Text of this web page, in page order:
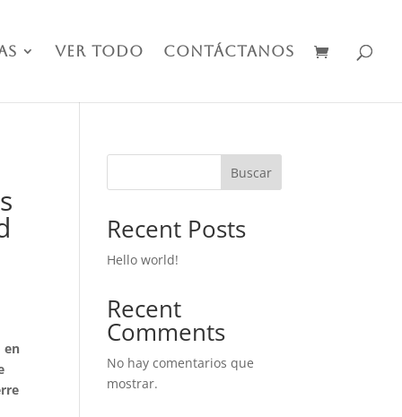
Ver Todo Contáctanos
en
Buscar
Recent Posts
Hello world!
Recent
Comments
No hay comentarios que
mostrar.